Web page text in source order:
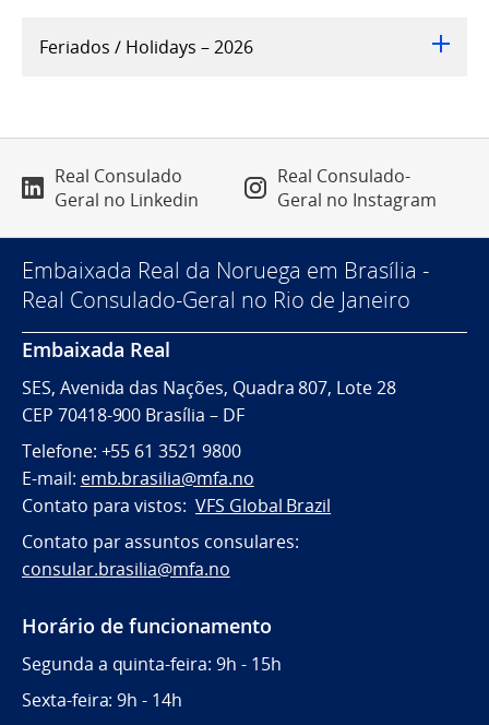
Feriados / Holidays – 2026
Real Consulado
Geral no Linkedin
Real Consulado-
Geral no Instagram
Embaixada Real da Noruega em Brasília -
Real Consulado-Geral no Rio de Janeiro
Embaixada Real
SES, Avenida das Nações, Quadra 807, Lote 28
CEP 70418-900 Brasília – DF
Telefone: +55 61 3521 9800
E-mail: emb.brasilia@mfa.no
Contato para vistos: VFS Global Brazil
Contato par assuntos consulares:
consular.brasilia@mfa.no
Horário de funcionamento
Segunda a quinta-feira: 9h - 15h
Sexta-feira: 9h - 14h